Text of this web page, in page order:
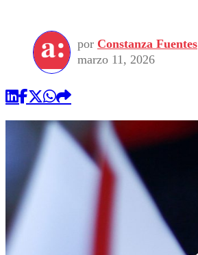
por Constanza Fuentes
marzo 11, 2026